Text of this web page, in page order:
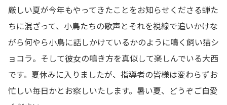
厳しい夏が今年もやってきたことをお知らせくださる蝉た
ちに混ざって、小鳥たちの歌声とそれを視線で追いかけな
がら何やら小鳥に話しかけているかのように鳴く飼い猫シ
ョコラ。そして彼女の鳴き方を真似して楽しんでいる大西
です。夏休みに入りましたが、指導者の皆様は変わらずお
忙しい毎日かとお察しいたします。暑い夏、どうぞご自愛